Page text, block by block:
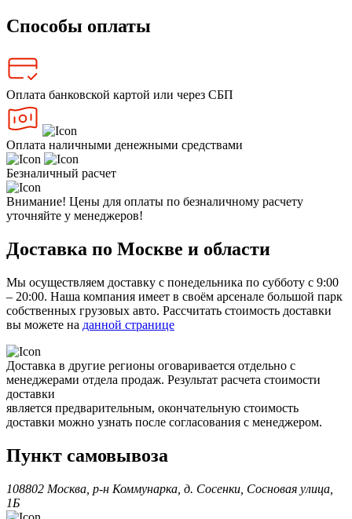
Способы оплаты
Оплата банковской картой или через СБП
Оплата наличными денежными средствами
Безналичный расчет
Внимание! Цены для оплаты по безналичному расчету
уточняйте у менеджеров!
Доставка по Москве и области
Мы осуществляем доставку с понедельника по субботу с 9:00
– 20:00. Наша компания имеет в своём арсенале большой парк
собственных грузовых авто. Рассчитать стоимость доставки
вы можете на данной странице
Доставка в другие регионы оговаривается отдельно с
менеджерами отдела продаж. Результат расчета стоимости
доставки
является предварительным, окончательную стоимость
доставки можно узнать после согласования с менеджером.
Пункт самовывоза
108802 Москва, р-н Коммунарка, д. Сосенки, Сосновая улица,
1Б